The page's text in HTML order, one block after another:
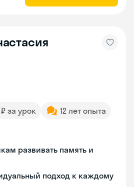
₽ за урок
12 лет опыта
развивать память и
подход к каждому